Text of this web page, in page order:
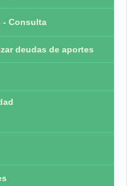
- Consulta
deudas de aportes